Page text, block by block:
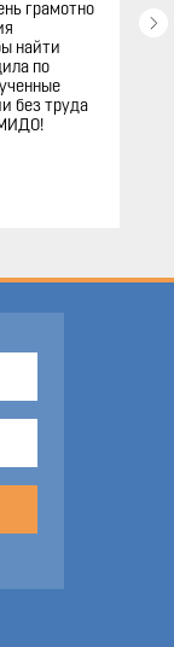
грамотно
найти
по
без труда
МИДО!